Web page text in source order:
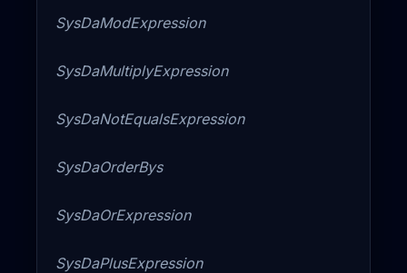
SysDaModExpression
SysDaMultiplyExpression
SysDaNotEqualsExpression
SysDaOrderBys
SysDaOrExpression
SysDaPlusExpression